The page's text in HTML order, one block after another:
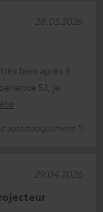
bien après 9
5.1, je
automatiquement *)
28.05.2026
29.04.2026